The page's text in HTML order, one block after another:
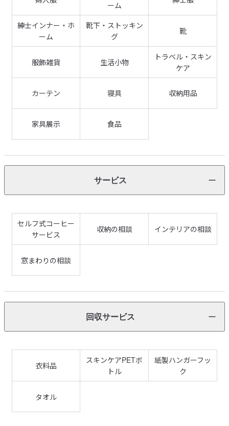
ーム
紳士インナー・ホ
ーム
靴下・ストッキン
グ
靴
服飾雑貨 生活小物
トラベル・スキン
ケア
カーテン 寝具 収納用品
家具展示 食品
サービス
セルフ式コーヒー
サービス
収納の相談 インテリアの相談
窓まわりの相談
回収サービス
衣料品
スキンケアPETボ
トル
紙製ハンガーフッ
ク
タオル